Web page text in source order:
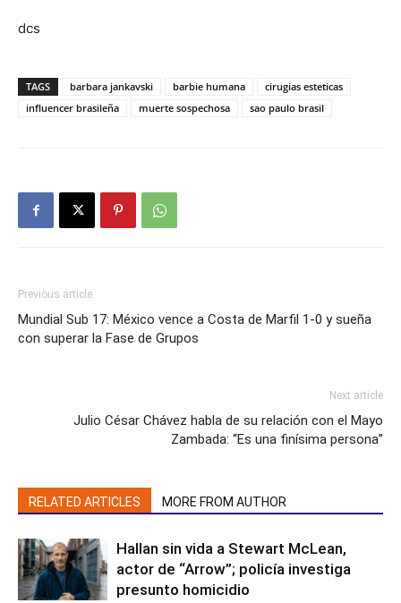
dcs
TAGS barbara jankavski barbie humana
cirugias esteticas
influencer brasileña
muerte sospechosa sao paulo brasil
Previous article
Mundial Sub 17: México vence a Costa de Marfil 1-0 y sueña
con superar la Fase de Grupos
Next article
Julio César Chávez habla de su relación con el Mayo
Zambada: “Es una finísima persona”
RELATED ARTICLES MORE FROM AUTHOR
Hallan sin vida a Stewart McLean,
actor de “Arrow”; policía investiga
presunto homicidio